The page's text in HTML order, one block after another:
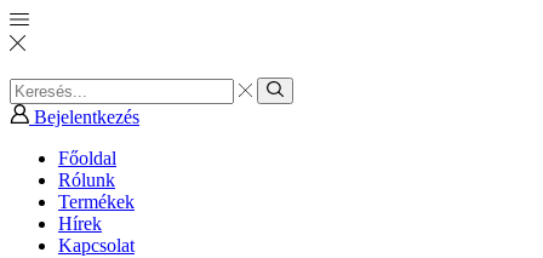
Search
input
Search
Bejelentkezés
Főoldal
Rólunk
Termékek
Hírek
Kapcsolat